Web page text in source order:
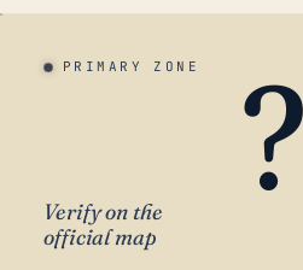
PRIMARY ZONE ?
Verify on the
official map